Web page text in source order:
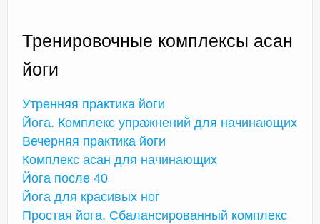
Тренировочные комплексы асан
йоги
Утренняя практика йоги
Йога. Комплекс упражнений для начинающих
Вечерняя практика йоги
Комплекс асан для начинающих
Йога после 40
Йога для красивых ног
Простая йога. Сбалансированный комплекс